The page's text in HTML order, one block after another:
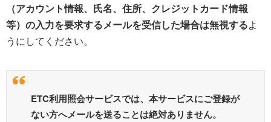
（アカウント情報、氏名、住所、クレジットカード情報
等）の入力を要求するメールを受信した場合は無視するよ
うにしてください。
ETC利用照会サービスでは、本サービスにご登録が
ない方へメールを送ることは絶対ありません。